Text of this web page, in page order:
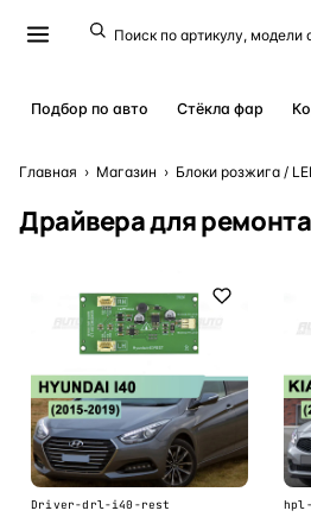
Подбор по авто Стёкла фар
Главная › Магазин › Блоки розжига /
Драйвера для
Driver-drl-i40-rest